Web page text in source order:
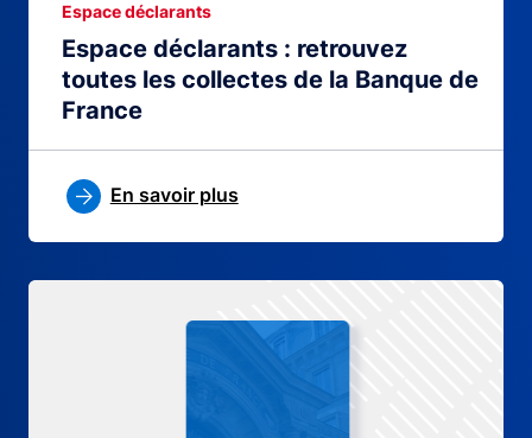
Espace déclarants : retrouvez
toutes les collectes de la Banque de
France
Espace déclarants
En savoir plus